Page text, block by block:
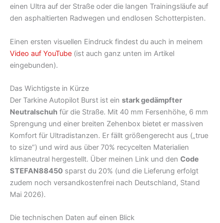
einen Ultra auf der Straße oder die langen Trainingsläufe auf
den asphaltierten Radwegen und endlosen Schotterpisten.
Einen ersten visuellen Eindruck findest du auch in meinem
Video auf YouTube (ist auch ganz unten im Artikel
eingebunden).
Das Wichtigste in Kürze
Der Tarkine Autopilot Burst ist ein stark gedämpfter
Neutralschuh für die Straße. Mit 40 mm Fersenhöhe, 6 mm
Sprengung und einer breiten Zehenbox bietet er massiven
Komfort für Ultradistanzen. Er fällt größengerecht aus („true
to size“) und wird aus über 70% recycelten Materialien
klimaneutral hergestellt. Über meinen Link und den Code
STEFAN88450 sparst du 20% (und die Lieferung erfolgt
zudem noch versandkostenfrei nach Deutschland, Stand
Mai 2026).
Die technischen Daten auf einen Blick